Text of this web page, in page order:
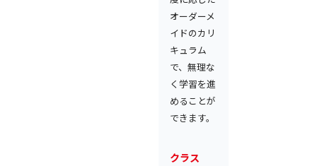
オーダーメ
イドのカリ
キュラム
で、無理な
く学習を進
めることが
できます。
クラス